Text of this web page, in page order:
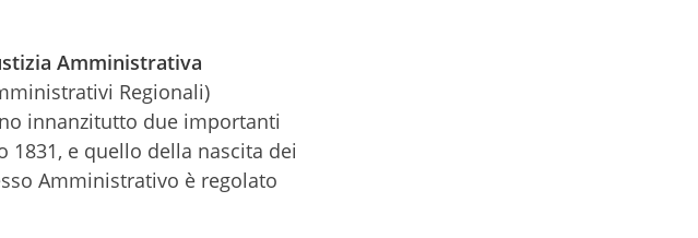
Amministrativa
Regionali)
innanzitutto due importanti
1831, e quello della nascita dei
Amministrativo è regolato